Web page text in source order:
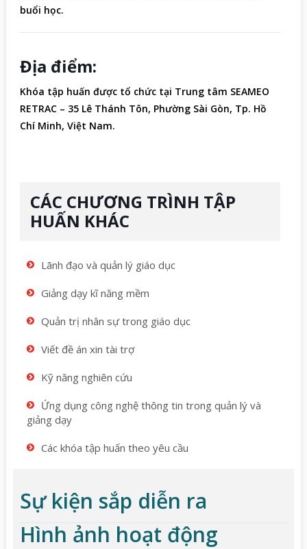
buổi học.
Địa điểm:
Khóa tập huấn được tổ chức tại Trung tâm SEAMEO
RETRAC – 35 Lê Thánh Tôn, Phường Sài Gòn, Tp. Hồ
Chí Minh, Việt Nam.
CÁC CHƯƠNG TRÌNH TẬP
HUẤN KHÁC
Lãnh đạo và quản lý giáo dục
Giảng dạy kĩ năng mềm
Quản trị nhân sự trong giáo dục
Viết đề án xin tài trợ
Kỹ năng nghiên cứu
Ứng dụng công nghệ thông tin trong quản lý và
giảng dạy
Các khóa tập huấn theo yêu cầu
Sự kiện sắp diễn ra
Hình ảnh hoạt động